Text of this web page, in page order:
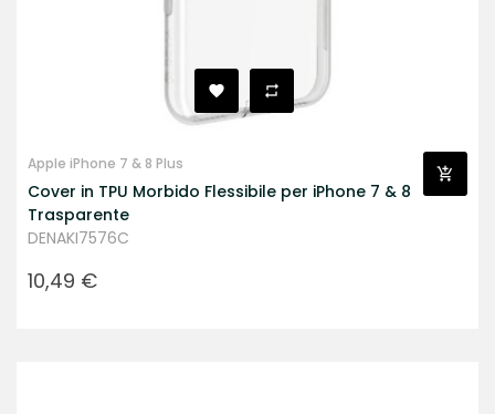
Apple iPhone 7 & 8 Plus
Cover in TPU Morbido Flessibile per iPhone 7 & 8
Trasparente
DENAKI7576C
Prezzo
10,49 €